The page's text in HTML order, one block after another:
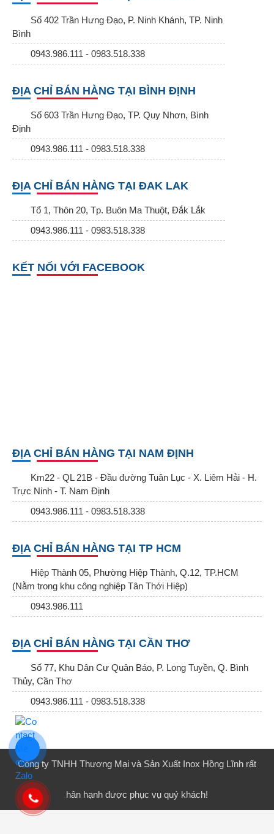
Số 402 Trần Hưng Đạo, P. Ninh Khánh, TP. Ninh
Bình
0943.986.111 - 0983.518.338
ĐỊA CHỈ BÁN HÀNG TẠI BÌNH ĐỊNH
Số 603 Trần Hưng Đạo, TP. Quy Nhơn, Bình
Định
0943.986.111 - 0983.518.338
ĐỊA CHỈ BÁN HÀNG TẠI ĐAK LAK
Tổ 1, Thôn 20, Tp. Buôn Ma Thuột, Đắk Lắk
0943.986.111 - 0983.518.338
KẾT NỐI VỚI FACEBOOK
ĐỊA CHỈ BÁN HÀNG TẠI NAM ĐỊNH
Km22 - QL 21B - Đầu đường Tuân Lục - X. Liêm Hải - H.
Trực Ninh - T. Nam Định
0943.986.111 - 0983.518.338
ĐỊA CHỈ BÁN HÀNG TẠI TP HCM
Hiệp Thành 05, Phường Hiệp Thành, Q.12, TP.HCM
(Nằm trong khu công nghiệp Tân Thới Hiệp)
0943.986.111
ĐỊA CHỈ BÁN HÀNG TẠI CẦN THƠ
Số 77, Khu Dân Cư Quân Báo, P. Long Tuyền, Q. Bình
Thủy, Cần Thơ
0943.986.111 - 0983.518.338
Công ty TNHH Thương Mại và Sản Xuất Inox Hồng Lĩnh rất
hân hạnh được phục vụ quý khách!